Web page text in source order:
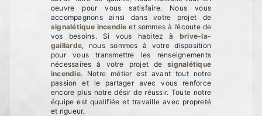
oeuvre pour vous satisfaire. Nous vous
accompagnons ainsi dans votre projet de
signalétique incendie et sommes à l’écoute de
vos besoins. Si vous habitez à brive-la-
gaillarde, nous sommes à votre disposition
pour vous transmettre les renseignements
nécessaires à votre projet designalétique
incendie. Notre métier est avant tout notre
passion et le partager avec vous renforce
encore plus notre désir de réussir. Toute notre
équipe est qualifiée et travaille avec propreté
et rigueur.